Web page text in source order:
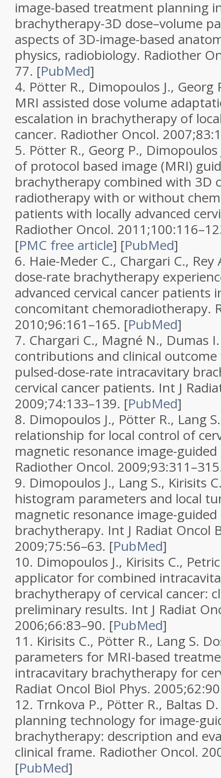
image-based treatment planning
brachytherapy-3D dose–volume
aspects of 3D-image-based
physics, radiobiology. Radiother
77. [PubMed]
4. Pötter R., Dimopoulos J., Georg
MRI assisted dose volume
escalation in brachytherapy of
cancer. Radiother Oncol. 2007;83
5. Pötter R., Georg P.,
of protocol based image (MRI)
brachytherapy combined with 3D
radiotherapy with or without
patients with locally advanced
Radiother Oncol. 2011;100
[PMC free article] [PubMed]
6. Haie-Meder C., Chargari C., Rey
dose-rate brachytherapy
advanced cervical cancer patients
concomitant chemoradiotherapy.
2010;96:161–165. [PubMed]
7. Chargari C., Magné N., Dumas
contributions and clinical
pulsed-dose-rate intracavitary
cervical cancer patients. Int J
2009;74:133–139. [PubMed]
8. Dimopoulos J., Pötter R., Lang
relationship for local control of
magnetic resonance image-
Radiother Oncol. 2009;93
9. Dimopoulos J., Lang S., Kirisits
histogram parameters and local
magnetic resonance image-guided
brachytherapy. Int J Radiat Oncol
2009;75:56–63. [PubMed]
10. Dimopoulos J., Kirisits C.,
applicator for combined
brachytherapy of cervical cancer:
preliminary results. Int J Radiat
2006;66:83–90. [PubMed]
11. Kirisits C., Pötter R., Lang S.
parameters for MRI-based
intracavitary brachytherapy for
Radiat Oncol Biol Phys. 2005;62
12. Trnkova P., Pötter R., Baltas
planning technology for image-
brachytherapy: description and
clinical frame. Radiother Oncol.
[PubMed]